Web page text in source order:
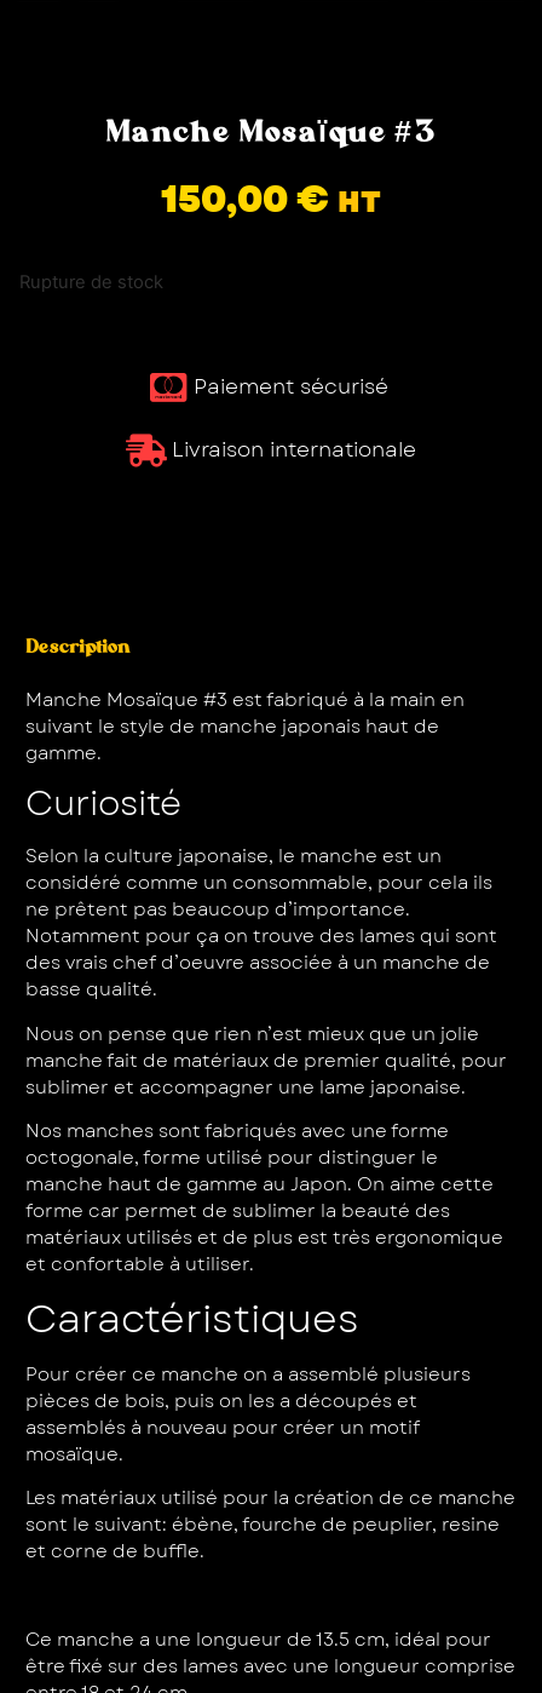
Manche Mosaïque #3
150,00€ HT
Rupture de stock
Paiement sécurisé ​
Livraison internationale
Description
Manche Mosaïque #3 est fabriqué à la main en
suivant le style de manche japonais haut de
gamme.
Curiosité
Selon la culture japonaise, le manche est un
considéré comme un consommable, pour cela ils
ne prêtent pas beaucoup d’importance.
Notamment pour ça on trouve des lames qui sont
des vrais chef d’oeuvre associée à un manche de
basse qualité.
Nous on pense que rien n’est mieux que un jolie
manche fait de matériaux de premier qualité, pour
sublimer et accompagner une lame japonaise.
Nos manches sont fabriqués avec une forme
octogonale, forme utilisé pour distinguer le
manche haut de gamme au Japon. On aime cette
forme car permet de sublimer la beauté des
matériaux utilisés et de plus est très ergonomique
et confortable à utiliser.
Caractéristiques
Pour créer ce manche on a assemblé plusieurs
pièces de bois, puis on les a découpés et
assemblés à nouveau pour créer un motif
mosaïque.
Les matériaux utilisé pour la création de ce manche
sont le suivant: ébène, fourche de peuplier, resine
et corne de buffle.
Ce manche a une longueur de 13.5 cm, idéal pour
être fixé sur des lames avec une longueur comprise